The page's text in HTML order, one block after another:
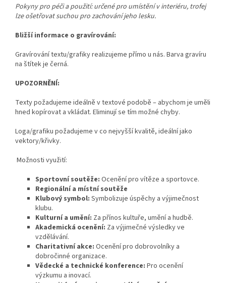
Pokyny pro péči a použití: určené pro umístění v interiéru, trofej
lze ošetřovat suchou pro zachování jeho lesku.
Bližší informace o gravírování:
Gravírování textu/grafiky realizujeme přímo u nás. Barva gravíru
na štítek je černá.
UPOZORNĚNÍ:
Texty požadujeme ideálně v textové podobě – abychom je uměli
hned kopírovat a vkládat. Eliminují se tím možné chyby.
Loga/grafiku požadujeme v co nejvyšší kvalitě, ideální jako
vektory/křivky.
Možnosti využití:
Sportovní soutěže: Ocenění pro vítěze a sportovce.
Regionální a místní soutěže
Klubový symbol: Symbolizuje úspěchy a výjimečnost
klubu.
Kulturní a umění: Za přínos kultuře, umění a hudbě.
Akademická ocenění: Za výjimečné výsledky ve
vzdělávání.
Charitativní akce: Ocenění pro dobrovolníky a
dobročinné organizace.
Vědecké a technické konference: Pro ocenění
výzkumu a inovací.